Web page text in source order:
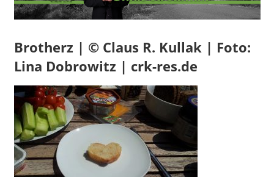
Brotherz | © Claus R. Kullak | Foto:
Lina Dobrowitz | crk-res.de